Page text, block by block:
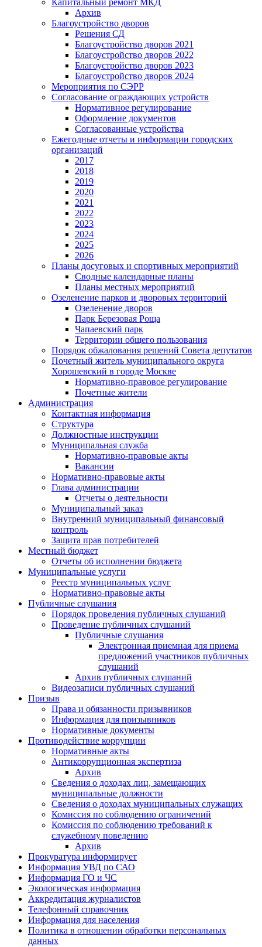
Капитальный ремонт МКД
Архив
Благоустройство дворов
Решения СД
Благоустройство дворов 2021
Благоустройство дворов 2022
Благоустройство дворов 2023
Благоустройство дворов 2024
Мероприятия по СЭРР
Согласование ограждающих устройств
Нормативное регулирование
Оформление документов
Согласованные устройства
Ежегодные отчеты и информации городских
организаций
2017
2018
2019
2020
2021
2022
2023
2024
2025
2026
Планы досуговых и спортивных мероприятий
Сводные календарные планы
Планы местных мероприятий
Озеленение парков и дворовых территорий
Озеленение дворов
Парк Березовая Роща
Чапаевский парк
Территории общего пользования
Порядок обжалования решений Совета депутатов
Почетный житель муниципального округа
Хорошевский в городе Москве
Нормативно-правовое регулирование
Почетные жители
Администрация
Контактная информация
Структура
Должностные инструкции
Муниципальная служба
Нормативно-правовые акты
Вакансии
Нормативно-правовые акты
Глава администрации
Отчеты о деятельности
Муниципальный заказ
Внутренний муниципальный финансовый
контроль
Защита прав потребителей
Местный бюджет
Отчеты об исполнении бюджета
Муниципальные услуги
Реестр муниципальных услуг
Нормативно-правовые акты
Публичные слушания
Порядок проведения публичных слушаний
Проведение публичных слушаний
Публичные слушания
Электронная приемная для приема
предложений участников публичных
слушаний
Архив публичных слушаний
Видеозаписи публичных слушаний
Призыв
Права и обязанности призывников
Информация для призывников
Нормативные документы
Противодействие коррупции
Нормативные акты
Антикоррупционная экспертиза
Архив
Сведения о доходах лиц, замещающих
муниципальные должности
Сведения о доходах муниципальных служащих
Комиссия по соблюдению ограничений
Комиссия по соблюдению требований к
служебному поведению
Архив
Прокуратура информирует
Информация УВД по САО
Информация ГО и ЧС
Экологическая информация
Аккредитация журналистов
Телефонный справочник
Информация для населения
Политика в отношении обработки персональных
данных